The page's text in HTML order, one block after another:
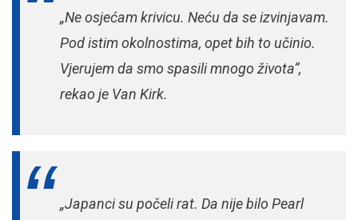
„Ne osjećam krivicu. Neću da se izvinjavam.
Pod istim okolnostima, opet bih to učinio.
Vjerujem da smo spasili mnogo života“,
rekao je Van Kirk.
„Japanci su počeli rat. Da nije bilo Pearl